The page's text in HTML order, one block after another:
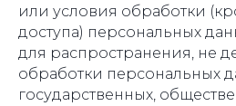
или условия обработки
доступа) персональных
для распространения, не
обработки персональных
государственных,